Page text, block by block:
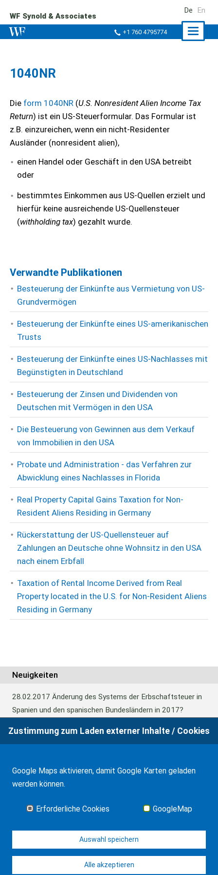
WF Synold & Associates
+1 760 4795774
De En
1040NR
Die form 1040NR (U.S. Nonresident Alien Income Tax
Return) ist ein US-Steuerformular. Das Formular ist
z.B. einzureichen, wenn ein nicht-Residenter
Ausländer (nonresident alien),
einen Handel oder Geschäft in den USA betreibt
oder
bestimmtes Einkommen aus US-Quellen erzielt und
hierfür keine ausreichende US-Quellensteuer
(withholding tax) gezahlt wurde.
Verwandte Publikationen
Besteuerung der Einkünfte aus Vermietung von US-
Grundvermögen
Besteuerung der Einkünfte eines US-amerikanischen
Trusts
Besteuerung der Einkünfte eines US-Nachlasses mit
Begünstigten in Deutschland
Besteuerung der Zinsen und Dividenden von
Deutschen mit Vermögen in den USA
Die Besteuerung von Gewinnen aus dem Verkauf
von Immobilien in den USA
Probate und Administration - das Verfahren zur
Abwicklung eines Nachlasses in Florida
Real Property Capital Gains Taxation for Non-
Resident Aliens Residing in Germany
Rückerstattung der US-Quellensteuer auf
Zahlungen an Deutsche ohne Wohnsitz in den USA
nach einem Erbfall
Taxation of Rental Income Derived from Real
Property located in the U.S. for Non-Resident Aliens
Residing in Germany
Neuigkeiten
28.02.2017 Änderung des Systems der Erbschaftsteuer in
Spanien und den spanischen Bundesländern in 2017?
24.06.2016Europäisches Güterrecht verabschiedet
01.01.2016
Erbschaftsteuer und Schenkungssteuer der
Zustimmung zum Laden externer Inhalte / Cookies
Google Maps aktivieren, damit Google Karten geladen
werden können.
Erforderliche Cookies GoogleMap
Auswahl speichern
Alle akzeptieren